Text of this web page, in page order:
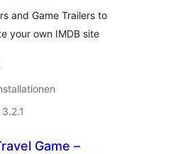
and Game Trailers to
your own IMDB site
Game –